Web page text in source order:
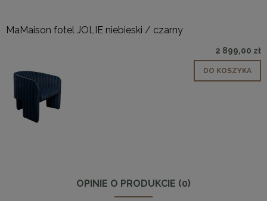
MaMaison fotel JOLIE niebieski / czarny
2 899,00 zł
DO KOSZYKA
OPINIE O PRODUKCIE (0)